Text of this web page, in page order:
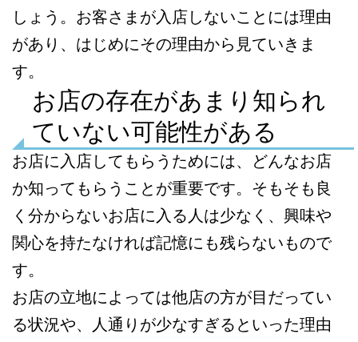
しょう。お客さまが入店しないことには理由
があり、はじめにその理由から見ていきま
す。
お店の存在があまり知られ
ていない可能性がある
お店に入店してもらうためには、どんなお店
か知ってもらうことが重要です。そもそも良
く分からないお店に入る人は少なく、興味や
関心を持たなければ記憶にも残らないもので
す。
お店の立地によっては他店の方が目だってい
る状況や、人通りが少なすぎるといった理由